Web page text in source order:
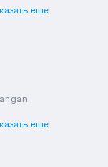
еще
еще